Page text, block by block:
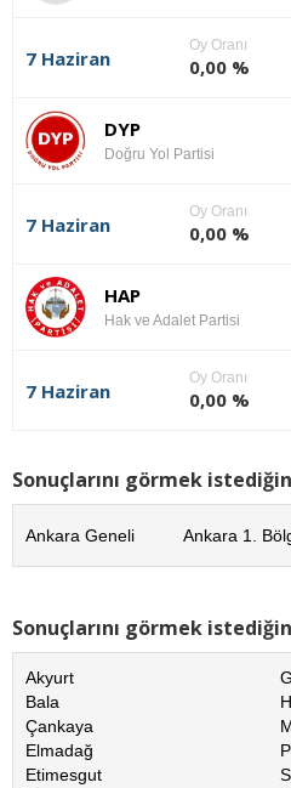
7 Haziran
Oy Oranı
0,00 %
DYP
Doğru Yol Partisi
7 Haziran
Oy Oranı
0,00 %
HAP
Hak ve Adalet Partisi
7 Haziran
Oy Oranı
0,00 %
Sonuçlarını görmek
Ankara Geneli Ankara 1.
Sonuçlarını görmek
Akyurt
Bala
Çankaya
Elmadağ
Etimesgut